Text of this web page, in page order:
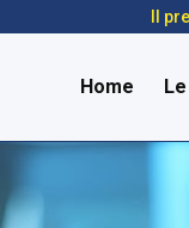
Il
Home